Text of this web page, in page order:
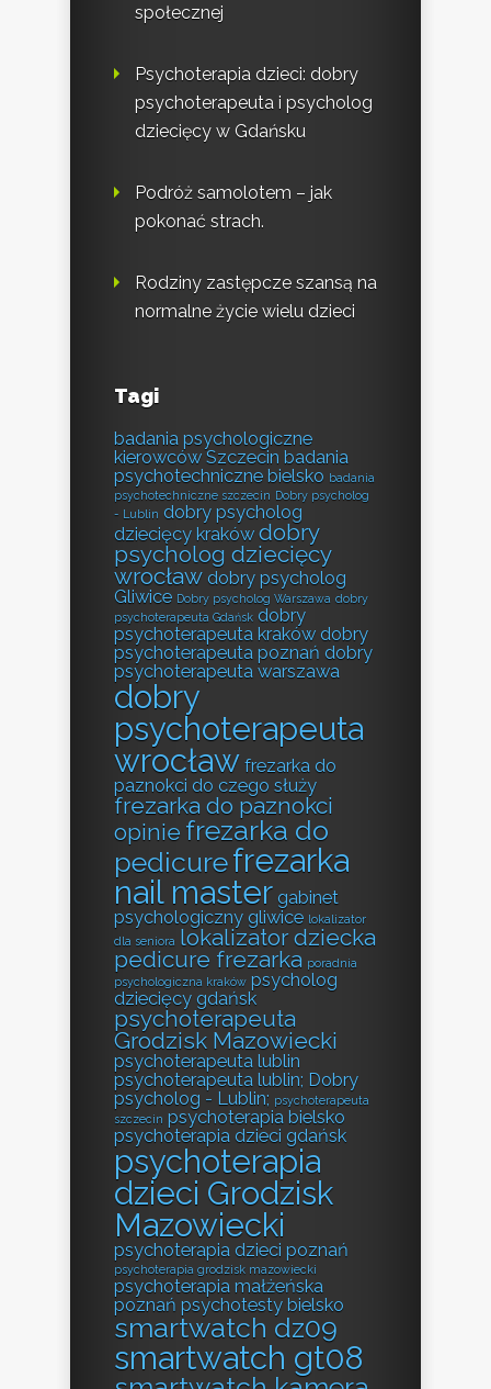
społecznej
Psychoterapia dzieci: dobry
psychoterapeuta i psycholog
dziecięcy w Gdańsku
Podróż samolotem – jak
pokonać strach.
Rodziny zastępcze szansą na
normalne życie wielu dzieci
Tagi
badania psychologiczne
kierowców Szczecin badania
psychotechniczne bielsko badania
psychotechniczne szczecin Dobry psycholog
- Lublin dobry psycholog
dziecięcy kraków dobry
psycholog dziecięcy
wrocław dobry psycholog
Gliwice Dobry psycholog Warszawa dobry
psychoterapeuta Gdańsk dobry
psychoterapeuta kraków dobry
psychoterapeuta poznań dobry
psychoterapeuta warszawa
dobry
psychoterapeuta
wrocław frezarka do
paznokci do czego służy
frezarka do paznokci
opinie frezarka do
pedicurefrezarka
nail master gabinet
psychologiczny gliwice lokalizator
dla seniora lokalizator dziecka
pedicure frezarka poradnia
psychologiczna kraków psycholog
dziecięcy gdańsk
psychoterapeuta
Grodzisk Mazowiecki
psychoterapeuta lublin
psychoterapeuta lublin; Dobry
psycholog - Lublin; psychoterapeuta
szczecin psychoterapia bielsko
psychoterapia dzieci gdańsk
psychoterapia
dzieci Grodzisk
Mazowiecki
psychoterapia dzieci poznań
psychoterapia grodzisk mazowiecki
psychoterapia małżeńska
poznań psychotesty bielsko
smartwatch dz09
smartwatch gt08